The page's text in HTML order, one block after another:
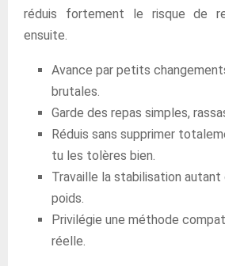
réduis fortement le risque de
ensuite.
Avance par petits
brutales.
Garde des repas simples,
Réduis sans supprimer
tu les tolères bien.
Travaille la stabilisation
poids.
Privilégie une méthode
réelle.